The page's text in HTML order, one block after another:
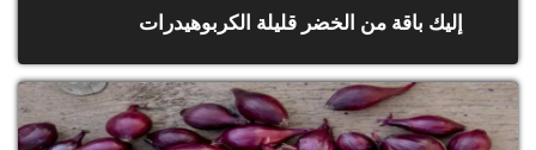
إليك باقة من الخضر قليلة الكربوهيدرات